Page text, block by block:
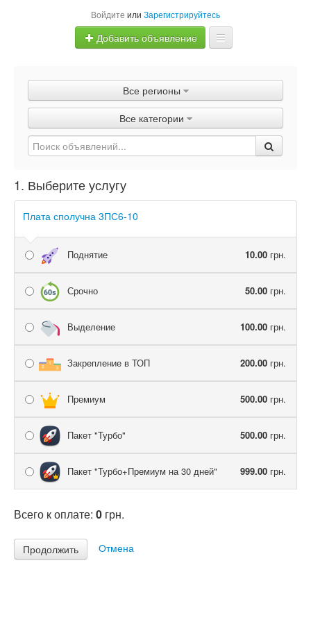
Войдите или Зарегистрируйтесь
Добавить объявление
Объявления
Быстрая продажа
Все регионы
Все категории
1. Выберите услугу
Плата сполучна 3ПС6-10
Поднятие 10.00 грн.
Срочно 50.00 грн.
Выделение 100.00 грн.
Закрепление в ТОП 200.00 грн.
Премиум 500.00 грн.
Пакет "Турбо" 500.00 грн.
Пакет "Турбо+Премиум на 30 дней" 999.00 грн.
Всего к оплате: 0 грн.
Отмена